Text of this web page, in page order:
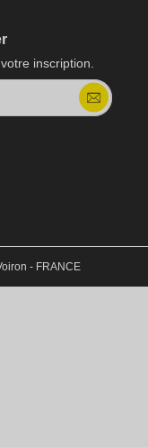
inscription.
- FRANCE